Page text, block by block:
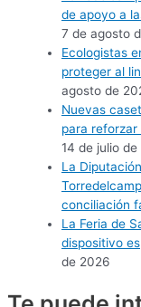
de apoyo a
7 de agosto
Ecologistas
proteger al
agosto de
Nuevas
para reforzar
14 de julio
La
conciliación
La Feria de
dispositivo
de 2026